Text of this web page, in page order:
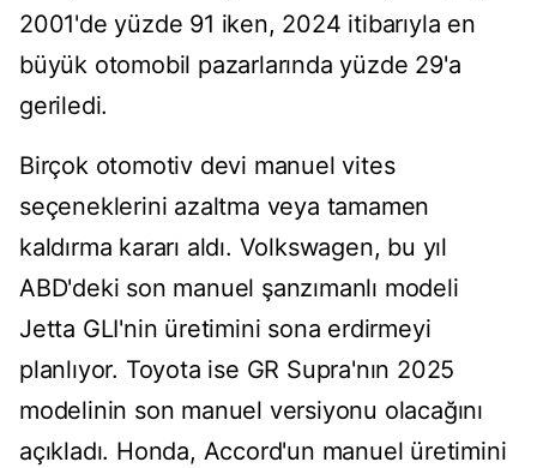
2001'de yüzde 91 iken, 2024 itibarıyla en
büyük otomobil pazarlarında yüzde 29'a
geriledi.
Birçok otomotiv devi manuel vites
seçeneklerini azaltma veya tamamen
kaldırma kararı aldı. Volkswagen, bu yıl
ABD'deki son manuel şanzımanlı modeli
Jetta GLI'nin üretimini sona erdirmeyi
planlıyor. Toyota ise GR Supra'nın 2025
modelinin son manuel versiyonu olacağını
açıkladı. Honda, Accord'un manuel üretimini